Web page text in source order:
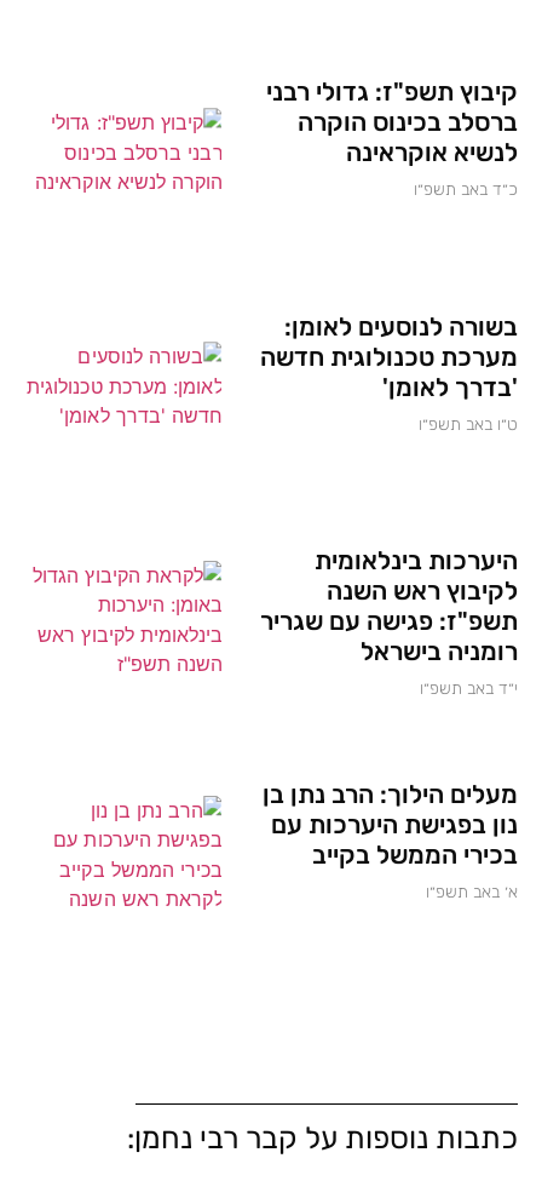
קיבוץ תשפ"ז: גדולי רבני
ברסלב בכינוס הוקרה
לנשיא אוקראינה
כ״ד באב תשפ״ו
בשורה לנוסעים לאומן:
מערכת טכנולוגית חדשה
'בדרך לאומן'
ט״ו באב תשפ״ו
היערכות בינלאומית
לקיבוץ ראש השנה
תשפ"ז: פגישה עם שגריר
רומניה בישראל
י״ד באב תשפ״ו
מעלים הילוך: הרב נתן בן
נון בפגישת היערכות עם
בכירי הממשל בקייב
א׳ באב תשפ״ו
כתבות נוספות על קבר רבי נחמן: